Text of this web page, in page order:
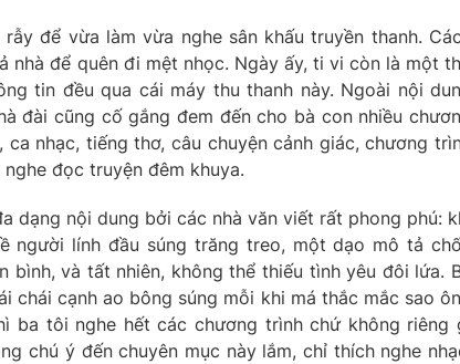
để vừa làm vừa nghe sân khấu truyền thanh.
nhà để quên đi mệt nhọc. Ngày ấy, ti vi còn là một
tin đều qua cái máy thu thanh này. Ngoài nội
đài cũng cố gắng đem đến cho bà con nhiều
nhạc, tiếng thơ, câu chuyện cảnh giác, chương
đọc truyện đêm khuya.
dạng nội dung bởi các nhà văn viết rất phong phú:
người lính đầu súng trăng treo, một dạo mô tả
và tất nhiên, không thể thiếu tình yêu đôi lứa.
cạnh ao bông súng mỗi khi má thắc mắc sao
ba tôi nghe hết các chương trình chứ không riêng
chú ý đến chuyên mục này lắm, chỉ thích nghe